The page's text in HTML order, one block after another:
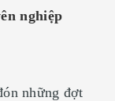
nghiệp
những đợt